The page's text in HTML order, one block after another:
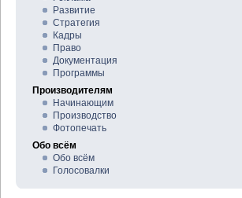
Развитие
Стратегия
Кадры
Право
Документация
Программы
Производителям
Начинающим
Производство
Фотопечать
Обо всём
Обо всём
Голосовалки